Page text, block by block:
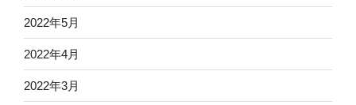
2022年5月
2022年4月
2022年3月